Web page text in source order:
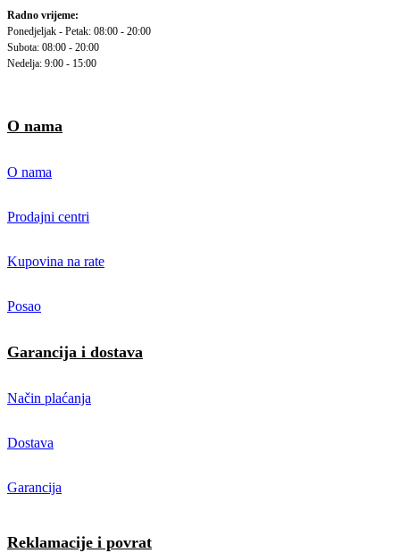
Radno vrijeme:
Ponedjeljak - Petak: 08:00 - 20:00
Subota: 08:00 - 20:00
Nedelja: 9:00 - 15:00
O nama
O nama
Prodajni centri
Kupovina na rate
Posao
Garancija i dostava
Način plaćanja
Dostava
Garancija
Reklamacije i povrat